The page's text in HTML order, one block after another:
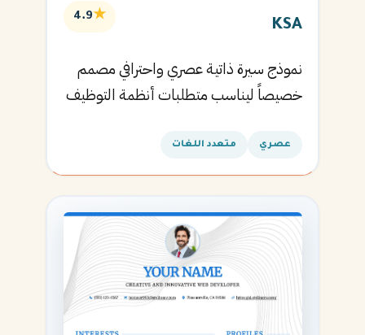
KSA
★
4.9
نموذج سيرة ذاتية عصري واحترافي مصمم
خصيصاً ليناسب متطلبات أنظمة التوظيف
القادمة.
عصري متعدد اللغات